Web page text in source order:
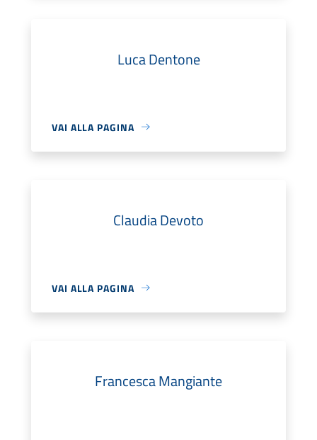
Luca Dentone
VAI ALLA PAGINA
Claudia Devoto
VAI ALLA PAGINA
Francesca Mangiante